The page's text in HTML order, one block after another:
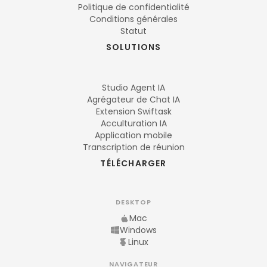
Politique de confidentialité
Conditions générales
Statut
SOLUTIONS
Studio Agent IA
Agrégateur de Chat IA
Extension Swiftask
Acculturation IA
Application mobile
Transcription de réunion
TÉLÉCHARGER
DESKTOP
Mac
Windows
Linux
NAVIGATEUR